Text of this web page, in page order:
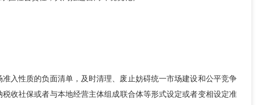
入性质的负面清单，及时清理、废止妨碍统一市场建设和公平竞争
收社保或者与本地经营主体组成联合体等形式设定或者变相设定准